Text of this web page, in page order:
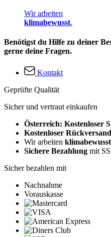
Wir arbeiten
klimabewusst.
Benötigst du Hilfe zu deiner
gerne deine Fragen.
Kontakt
Geprüfte Qualität
Sicher und vertraut einkaufen
Österreich: Kostenloser
Kostenloser Rückversand
Wir arbeiten klimabewusst
Sichere Bezahlung mit
Sicher bezahlen mit
Nachnahme
Vorauskasse